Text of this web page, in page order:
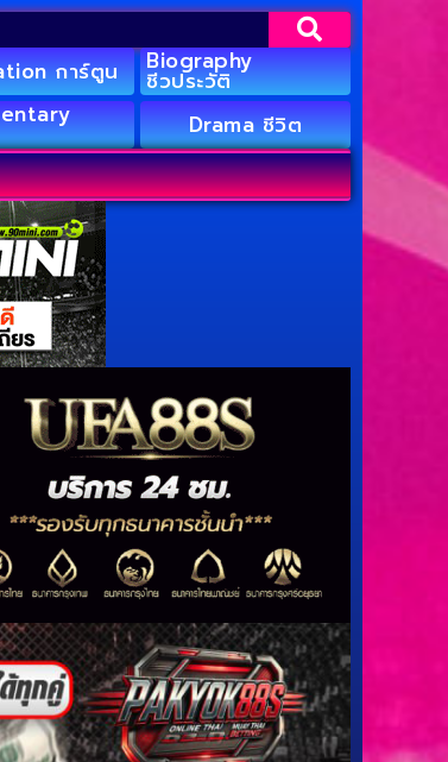
การ์ตูน Biography
ชีวประวัติ
Drama ชีวิต